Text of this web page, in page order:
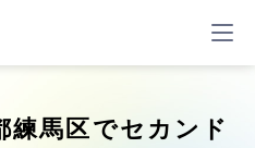
練馬区でセカンド